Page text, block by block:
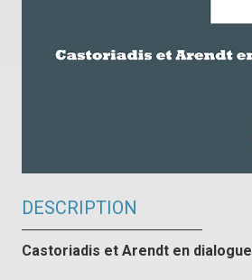
DESCRIPTION
Castoriadis et Arendt en dialogue